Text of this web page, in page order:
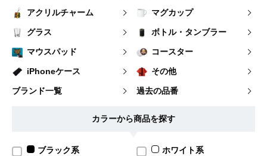
アクリルチャーム マグカップ
グラス ボトル・タンブラー
マウスパッド コースター
iPhoneケース その他
ブランド一覧 過去の品番
カラーから商品を探す
ブラック系 ホワイト系